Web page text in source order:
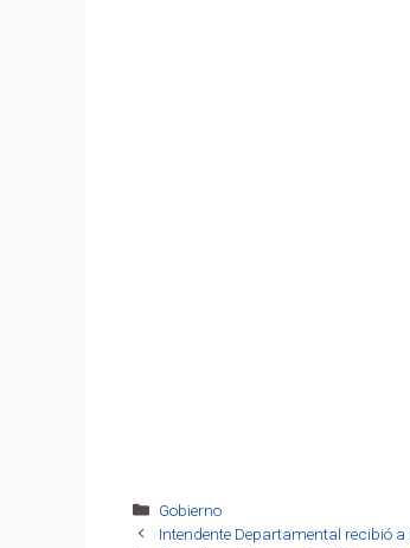
Categorías
Gobierno
Intendente Departamental recibió